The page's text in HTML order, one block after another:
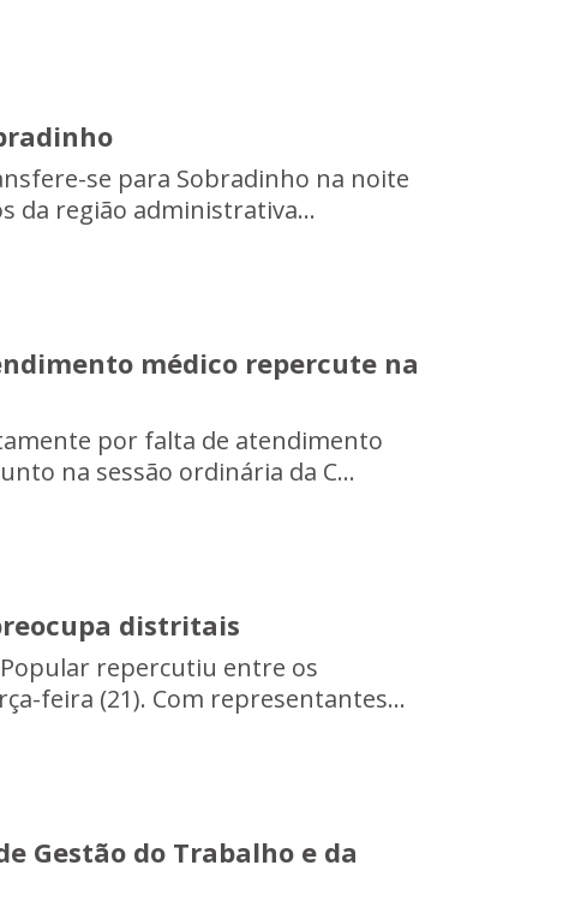
se para Sobradinho na noite
da região administrativa...
médico repercute na
por falta de atendimento
na sessão ordinária da C...
distritais
repercutiu entre os
feira (21). Com representantes...
Gestão do Trabalho e da